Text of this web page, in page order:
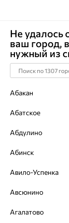
-65% по
Главная Каталог
Украшения
Серьги,
Не удалось
ваш город,
нужный из
Абакан
Абатское
Абдулино
Абинск
Авило-Успенка
Авсюнино
Агалатово